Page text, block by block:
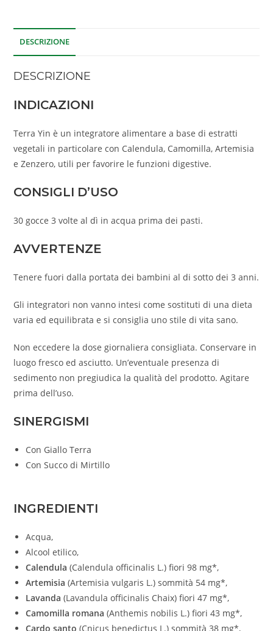
DESCRIZIONE
DESCRIZIONE
INDICAZIONI
Terra Yin è un integratore alimentare a base di estratti
vegetali in particolare con Calendula, Camomilla, Artemisia
e Zenzero, utili per favorire le funzioni digestive.
CONSIGLI D’USO
30 gocce 3 volte al dì in acqua prima dei pasti.
AVVERTENZE
Tenere fuori dalla portata dei bambini al di sotto dei 3 anni.
Gli integratori non vanno intesi come sostituti di una dieta
varia ed equilibrata e si consiglia uno stile di vita sano.
Non eccedere la dose giornaliera consigliata. Conservare in
luogo fresco ed asciutto. Un’eventuale presenza di
sedimento non pregiudica la qualità del prodotto. Agitare
prima dell’uso.
SINERGISMI
Con Giallo Terra
Con Succo di Mirtillo
INGREDIENTI
Acqua,
Alcool etilico,
Calendula (Calendula officinalis L.) fiori 98 mg*,
Artemisia (Artemisia vulgaris L.) sommità 54 mg*,
Lavanda (Lavandula officinalis Chaix) fiori 47 mg*,
Camomilla romana (Anthemis nobilis L.) fiori 43 mg*,
Cardo santo (Cnicus benedictus L.) sommità 38 mg*,